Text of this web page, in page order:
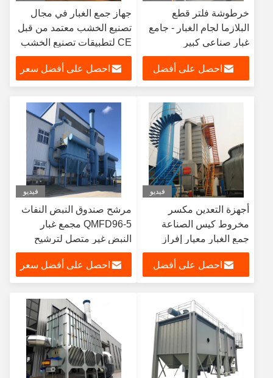
خرطوشة فلتر قطع
البلازما لجام الغبار - جامع
غبار صناعي كبير
احصل على أفضل
جهاز جمع الغبار في مجال
تصنيع الخشب معتمد من قبل
CE لتطبيقات تصنيع الخشب
الصناعية
احصل على أفضل سعر
فيديو
أجهزة التعدين مكسر
مخروط كيس الصناعة
جمع الغبار معيار إفراز
احصل على أفضل
فيديو
مرشح صندوق النبض النفاث
QMFD96-5 مجمع غبار
النبض غير متصل لترشيح
الهواء الصناعي
احصل على أفضل سعر